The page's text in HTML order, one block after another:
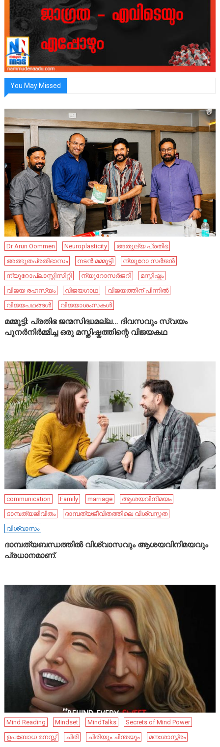
You May Missed
Dr Arun Oommen Neuroplasticity
അതുല്യ പ്രതിഭ
അത്ഭുതപ്രതിഭാസം
നടൻ മമ്മൂട്ടി
ന്യൂറോ സർജൻ
ന്യൂറോപ്ലാസ്റ്റിസിറ്റി
ന്യൂറോസർജറി
മസ്തിഷ്കം
വിജയ രഹസ്യം
വിജയഗാഥ
വിജയത്തിന് പിന്നിൽ
വിജയപഥങ്ങൾ
വിജയാശംസകൾ
മമ്മൂട്ടി: പ്രതിഭ ജന്മസിദ്ധമല്ല… ദിവസവും സ്വയം
പുനർനിർമ്മിച്ച ഒരു മസ്തിഷ്കത്തിന്റെ വിജയകഥ
communication Family marriage
ആശയവിനിമയം
ദാമ്പത്യജീവിതം
ദാമ്പത്യജീവിതത്തിലെ വിശ്വസ്തത
വിശ്വാസം
ദാമ്പത്യബന്ധത്തിൽ വിശ്വാസവും ആശയവിനിമയവും
പ്രധാനമാണ്.
Mind Reading Mindset MindTalks
Secrets of Mind Power
ഉപബോധ മനസ്സ്
ചിരി ചിരിയും ചിന്തയും
മനഃശാസ്ത്രം